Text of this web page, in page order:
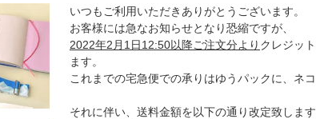
いつもご利用いただきありがとうございます。
お客様には急なお知らせとなり恐縮ですが、
2022年2月1日12:50以降ご注文分より クレジッ
ます。
これまでの宅急便での承りはゆうパックに、ネ
それに伴い、送料金額を以下の通り改定致します